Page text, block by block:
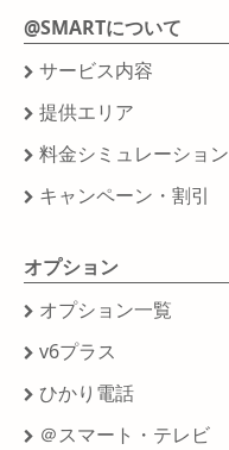
@SMARTについて
サービス内容
提供エリア
料金シミュレーション
キャンペーン・割引
オプション
オプション一覧
v6プラス
ひかり電話
＠スマート・テレビ